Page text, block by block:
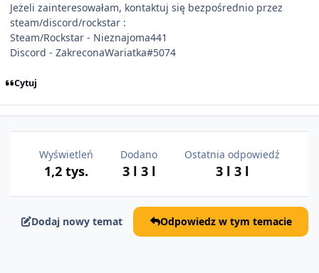
Jeżeli zainteresowałam, kontaktuj się bezpośrednio przez
steam/discord/rockstar :
Steam/Rockstar - Nieznajoma441
Discord - ZakreconaWariatka#5074
Cytuj
Wyświetleń
1,2 tys.
Dodano
3 l 3 l
Ostatnia odpowiedź
3 l 3 l
Dodaj nowy temat Odpowiedz w tym temacie